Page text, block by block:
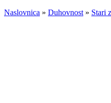
Naslovnica » Duhovnost » Stari